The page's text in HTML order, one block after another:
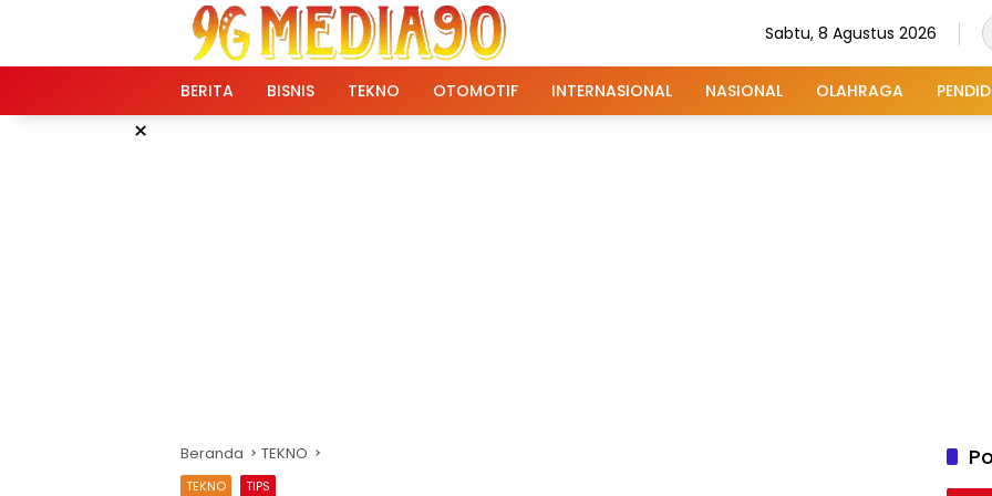
Sabtu, 8 Agustus 2026
BERITA BISNIS TEKNO OTOMOTIF INTERNASIONAL NASIONAL OLAHRAGA
×
Beranda TEKNO
TEKNO TIPS